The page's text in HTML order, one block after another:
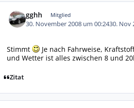
gghh Mitglied
30. November 2008 um 00:2430. Nov
Stimmt
Je nach Fahrweise,
und Wetter ist alles zwischen 8 und
Zitat